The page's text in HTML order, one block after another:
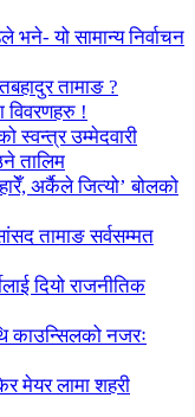
भने- यो सामान्य निर्वाचन
तामाङ ?
विवरणहरु !
स्वन्त्र उम्मेदवारी
तालिम
अर्कैले जित्यो’ बोलको
तामाङ सर्वसम्मत
दियो राजनीतिक
काउन्सिलको नजरः
मेयर लामा शहरी